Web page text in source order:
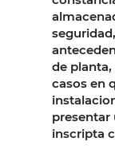
de
casos en
presentar
inscripta